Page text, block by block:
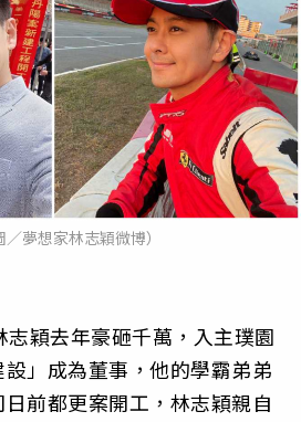
／夢想家林志穎微博）
穎去年豪砸千萬，入主璞園
」成為董事，他的學霸弟弟
前都更案開工，林志穎親自